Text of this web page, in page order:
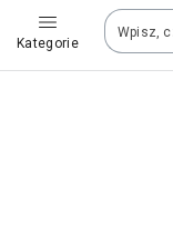
KategorieTwoje